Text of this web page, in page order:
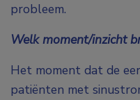
probleem.
Welk moment/inzicht
Het moment dat de
patiënten met